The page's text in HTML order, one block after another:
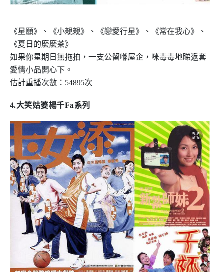
《星願》、《小親親》、《戀愛行星》、《常在我心》、
《夏日的麼麼茶》
如果你星期日無拖拍，一支公留喺屋企，咪毒毒地睇返套
愛情小品開心下。
估計重播次數： 54895次
4.大笑姑婆楊千Fa系列